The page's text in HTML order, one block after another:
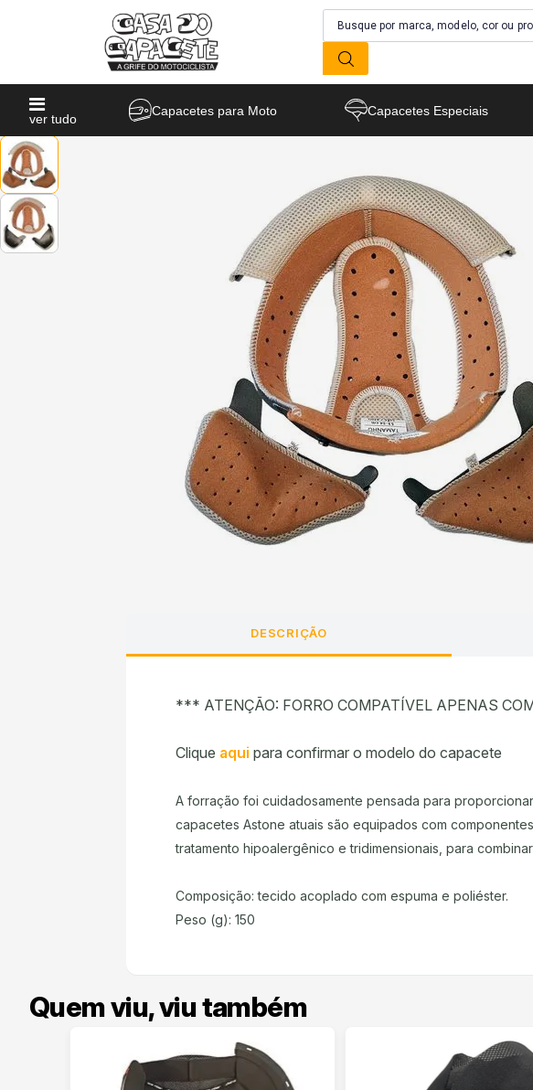
ver tudo
Capacetes para Moto Capacetes Especiais
DESCRIÇÃO
*** ATENÇÃO: FORRO COMPATÍVEL APENAS
Clique aqui para confirmar o modelo do capacete
A forração foi cuidadosamente pensada para
capacetes Astone atuais são equipados com
tratamento hipoalergênico e tridimensionais, para
Composição: tecido acoplado com espuma e poliéster.
Peso (g): 150
Quem viu, viu também